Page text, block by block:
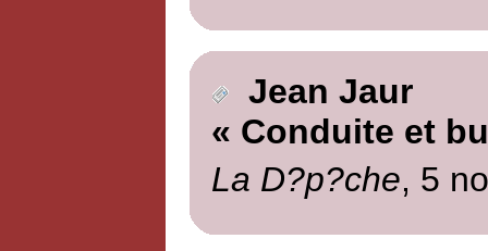
Jean Jaur
« Conduite et
La D?p?che, 5